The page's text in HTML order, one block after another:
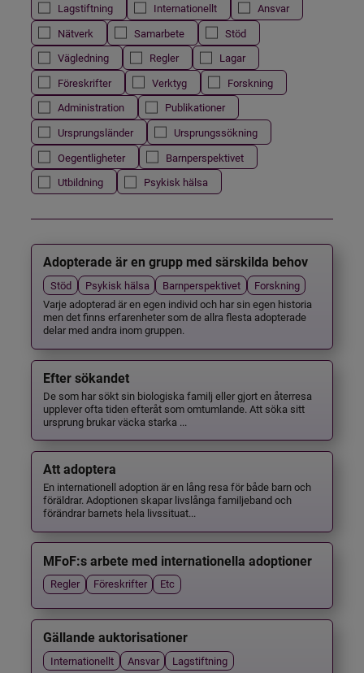
Lagstiftning
Internationellt
Ansvar
Nätverk
Samarbete
Stöd
Vägledning
Regler
Lagar
Föreskrifter
Verktyg
Forskning
Administration
Publikationer
Ursprungsländer
Ursprungssökning
Oegentligheter
Barnperspektivet
Utbildning
Psykisk hälsa
Adopterade är en grupp med särskilda behov
Stöd Psykisk hälsa Barnperspektivet
Forskning
Varje adopterad är en egen individ och har sin egen historia
men det finns erfarenheter som de allra flesta adopterade
delar med andra inom gruppen.
Efter sökandet
De som har sökt sin biologiska familj eller gjort en återresa
upplever ofta tiden efteråt som omtumlande. Att söka sitt
ursprung brukar väcka starka ...
Att adoptera
En internationell adoption är en lång resa för både barn och
föräldrar. Adoptionen skapar livslånga familjeband och
förändrar barnets hela livssituat...
MFoF:s arbete med internationella adoptioner
Regler Föreskrifter Etc
Gällande auktorisationer
Internationellt Ansvar
Lagstiftning